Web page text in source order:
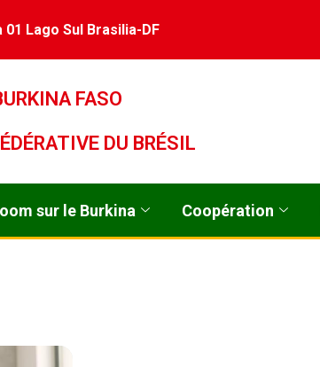
01 Lago Sul Brasilia-DF
FASO
DU BRÉSIL
sur le Burkina Coopération